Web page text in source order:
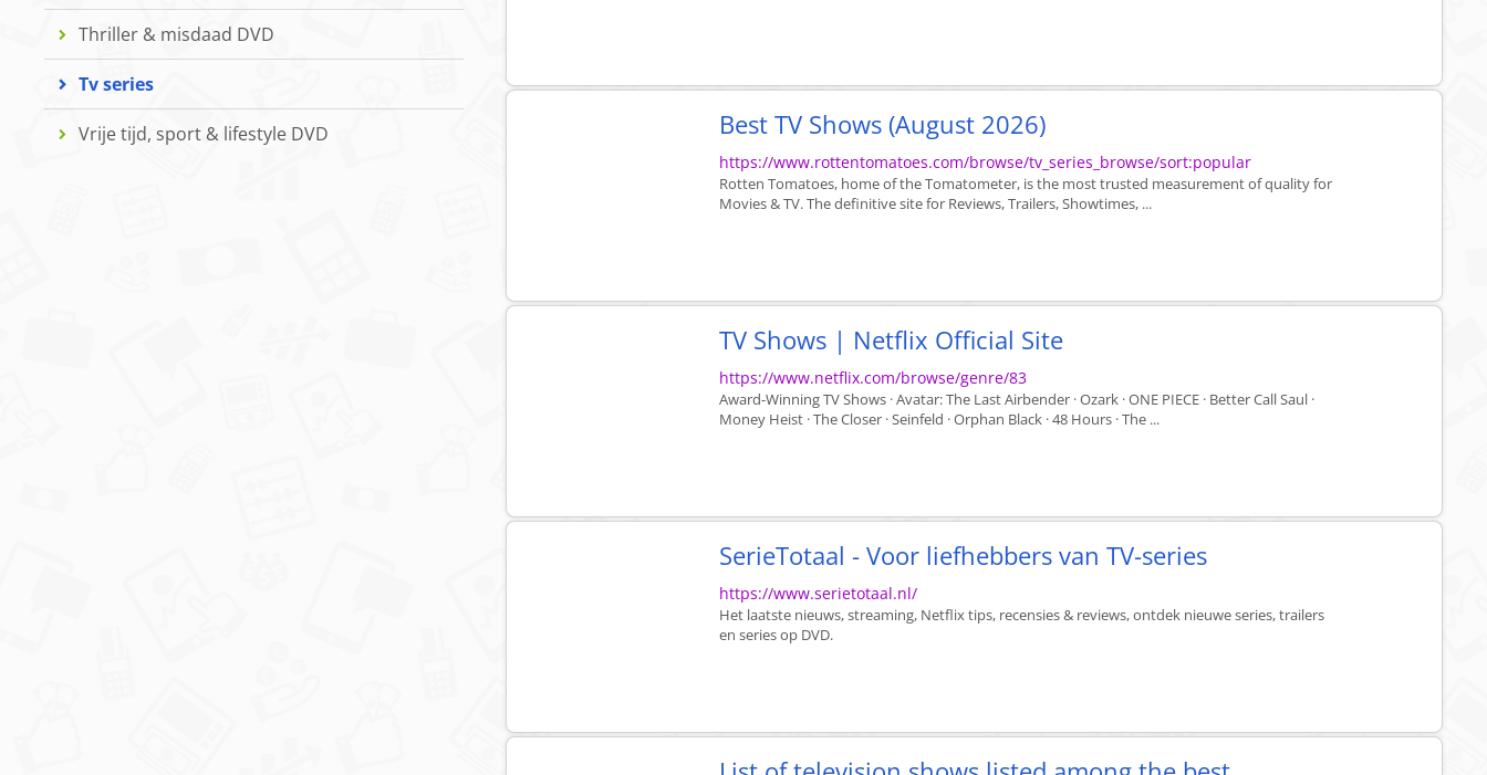
Thriller & misdaad DVD
Tv series
Vrije tijd, sport & lifestyle DVD Best TV Shows (August 2026)
https://www.rottentomatoes.com/browse/tv_series_browse/sort:popular
Rotten Tomatoes, home of the Tomatometer, is the most trusted measurement of quality for
Movies & TV. The definitive site for Reviews, Trailers, Showtimes, ...
TV Shows | Netflix Official Site
https://www.netflix.com/browse/genre/83
Award-Winning TV Shows · Avatar: The Last Airbender · Ozark · ONE PIECE · Better Call Saul ·
Money Heist · The Closer · Seinfeld · Orphan Black · 48 Hours · The ...
SerieTotaal - Voor liefhebbers van TV-series
https://www.serietotaal.nl/
Het laatste nieuws, streaming, Netflix tips, recensies & reviews, ontdek nieuwe series, trailers
en series op DVD.